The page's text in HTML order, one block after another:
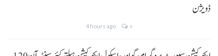
ڈویژن
4 hours ago 0